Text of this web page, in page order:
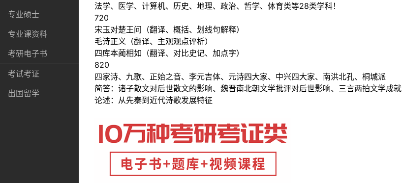
专业硕士
专业课资料
考研电子书
考试考证
出国留学
法学、医学、计算机、历史、地理、政治、哲学、体育类等28类学科！
720
宋玉对楚王问（翻译、概括、划线句解释）
毛诗正义（翻译、主观观点评析）
四库本蔺相如（翻译、对比史记、加点字）
820
四家诗、九歌、正始之音、李元吉体、元诗四大家、中兴四大家、南洪北孔、桐城派
简答：诸子散文对后世散文的影响、魏晋南北朝文学批评对后世影响、三言两拍文学成就
论述：从先秦到近代诗歌发展特征